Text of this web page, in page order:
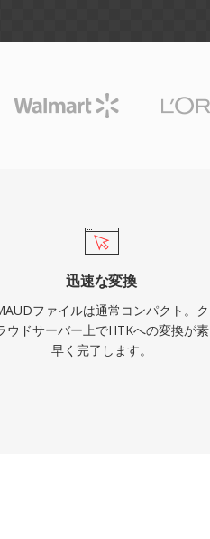
迅速な変換
ファイルは通常コンパクト。ク
ウドサーバー上でHTKへの変換が素
早く完了します。